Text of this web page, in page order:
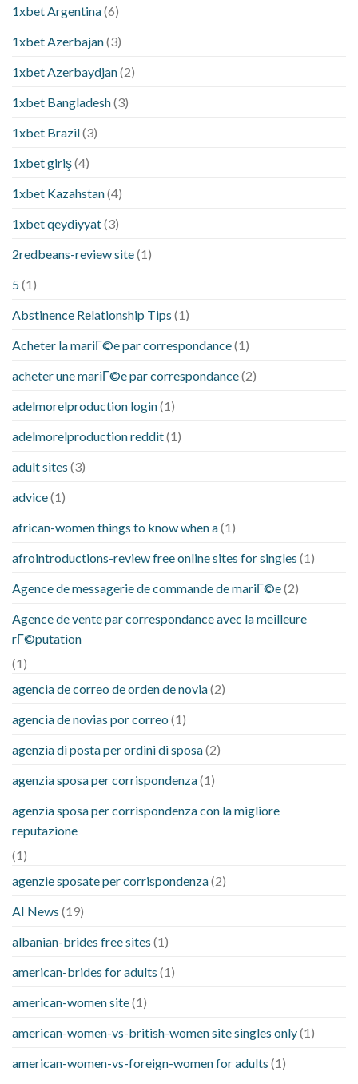
1xbet Argentina(6)
1xbet Azerbajan(3)
1xbet Azerbaydjan(2)
1xbet Bangladesh(3)
1xbet Brazil(3)
1xbet giriş(4)
1xbet Kazahstan(4)
1xbet qeydiyyat(3)
2redbeans-review site(1)
5(1)
Abstinence Relationship Tips (1)
Acheter la mariГ©e par correspondance(1)
acheter une mariГ©e par correspondance(2)
adelmorelproduction login(1)
adelmorelproduction reddit(1)
adult sites (3)
advice(1)
african-women things to know when a(1)
afrointroductions-review free online sites for singles (1)
Agence de messagerie de commande de mariГ©e(2)
Agence de vente par correspondance avec la meilleure
rГ©putation
(1)
agencia de correo de orden de novia(2)
agencia de novias por correo (1)
agenzia di posta per ordini di sposa(2)
agenzia sposa per corrispondenza(1)
agenzia sposa per corrispondenza con la migliore
reputazione
(1)
agenzie sposate per corrispondenza(2)
AI News (19)
albanian-brides free sites (1)
american-brides for adults (1)
american-women site(1)
american-women-vs-british-women site singles only(1)
american-women-vs-foreign-women for adults (1)